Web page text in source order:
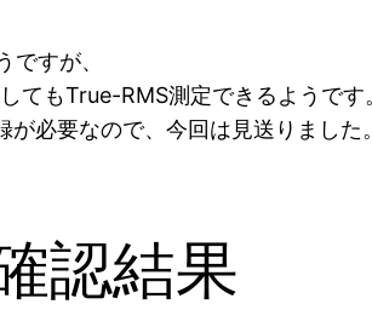
すが、
てもTrue-RMS測定できるようです
必要なので、今回は見送りました。
認結果